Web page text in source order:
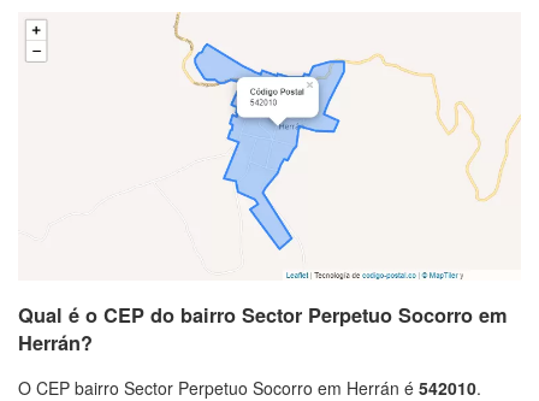
Qual é o CEP do bairro Sector Perpetuo Socorro em
Herrán?
O CEP bairro Sector Perpetuo Socorro em Herrán é 542010.